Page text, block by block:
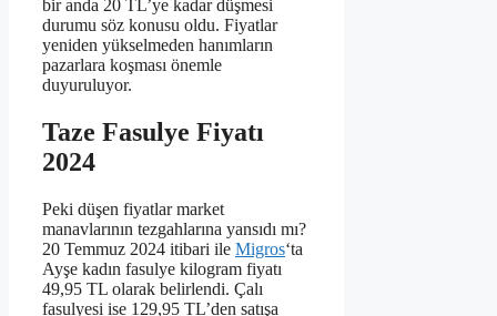
bir anda 20 TL’ye kadar düşmesi
durumu söz konusu oldu. Fiyatlar
yeniden yükselmeden hanımların
pazarlara koşması önemle
duyuruluyor.
Taze Fasulye Fiyatı
2024
Peki düşen fiyatlar market
manavlarının tezgahlarına yansıdı mı?
20 Temmuz 2024 itibari ile Migros‘ta
Ayşe kadın fasulye kilogram fiyatı
49,95 TL olarak belirlendi. Çalı
fasulyesi ise 129,95 TL’den satışa